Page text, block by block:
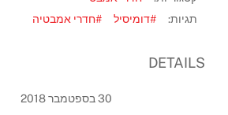
תגיות:
#דומיסיל #חדרי אמבטיה
DETAILS
30 בספטמבר 2018